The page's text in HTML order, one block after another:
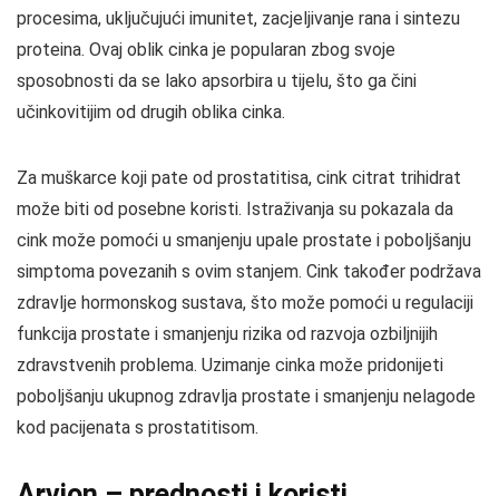
procesima, uključujući imunitet, zacjeljivanje rana i sintezu
proteina. Ovaj oblik cinka je popularan zbog svoje
sposobnosti da se lako apsorbira u tijelu, što ga čini
učinkovitijim od drugih oblika cinka.
Za muškarce koji pate od prostatitisa, cink citrat trihidrat
može biti od posebne koristi. Istraživanja su pokazala da
cink može pomoći u smanjenju upale prostate i poboljšanju
simptoma povezanih s ovim stanjem. Cink također podržava
zdravlje hormonskog sustava, što može pomoći u regulaciji
funkcija prostate i smanjenju rizika od razvoja ozbiljnijih
zdravstvenih problema. Uzimanje cinka može pridonijeti
poboljšanju ukupnog zdravlja prostate i smanjenju nelagode
kod pacijenata s prostatitisom.